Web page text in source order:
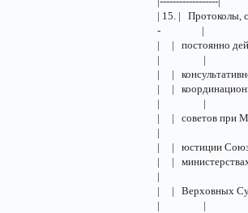
| 15. |
- |
| |
| |
| |
| |
| |
| |
|
| |
| |
|
| |
| |